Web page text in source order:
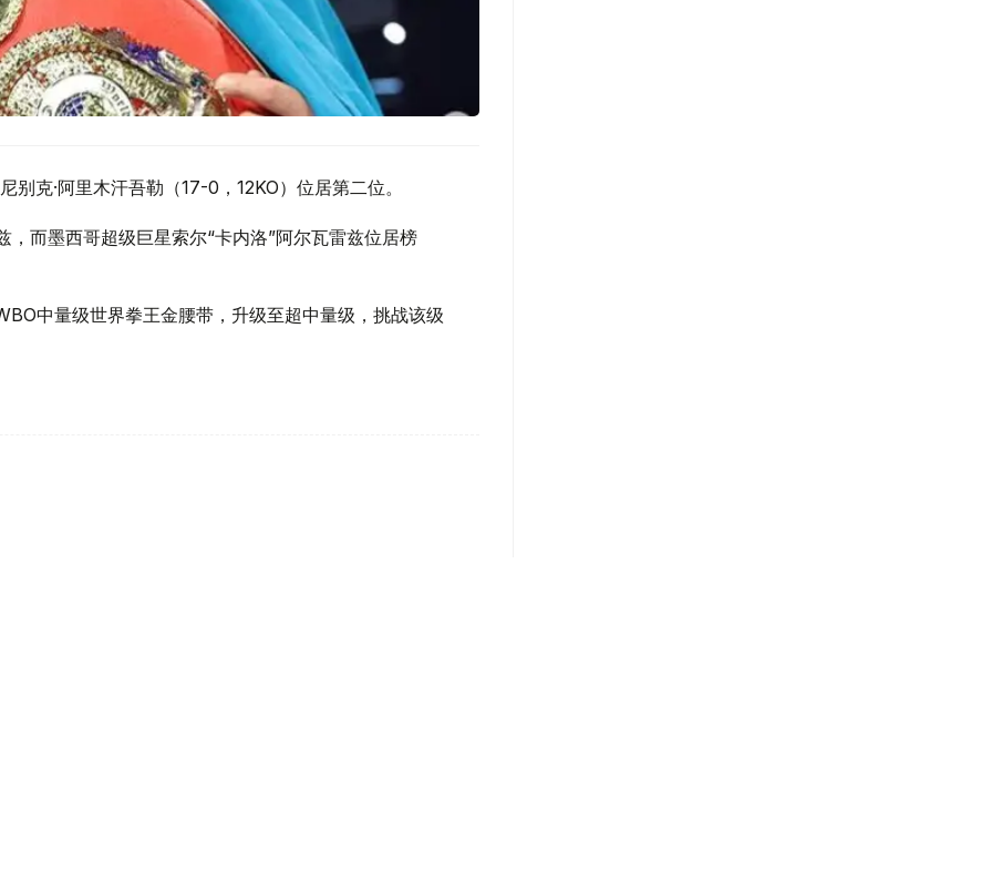
克·阿里木汗吾勒（17-0，12KO）位居第二位。
而墨西哥超级巨星索尔“卡内洛”阿尔瓦雷兹位居榜
中量级世界拳王金腰带，升级至超中量级，挑战该级